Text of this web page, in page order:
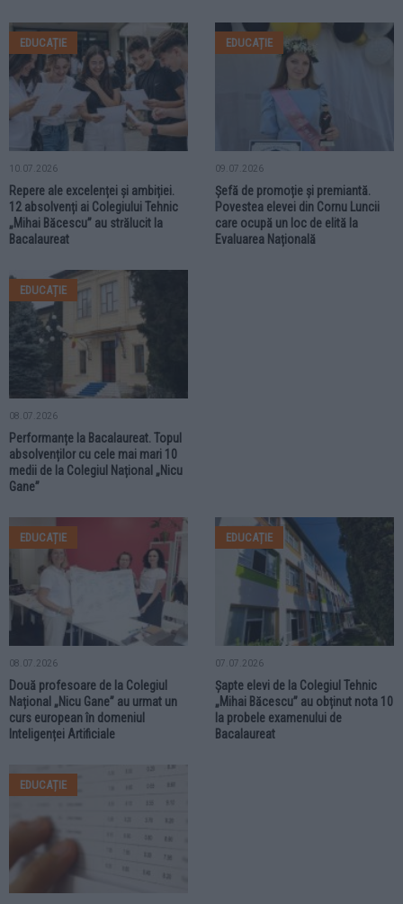
EDUCAȚIE
10.07.2026
Repere ale excelenței și ambiției.
12 absolvenți ai Colegiului Tehnic
„Mihai Băcescu” au strălucit la
Bacalaureat
EDUCAȚIE
09.07.2026
Șefă de promoție și premiantă.
Povestea elevei din Cornu Luncii
care ocupă un loc de elită la
Evaluarea Națională
EDUCAȚIE
08.07.2026
Performanțe la Bacalaureat. Topul
absolvenților cu cele mai mari 10
medii de la Colegiul Național „Nicu
Gane”
EDUCAȚIE
08.07.2026
Două profesoare de la Colegiul
Național „Nicu Gane” au urmat un
curs european în domeniul
Inteligenței Artificiale
EDUCAȚIE
07.07.2026
Șapte elevi de la Colegiul Tehnic
„Mihai Băcescu” au obținut nota 10
la probele examenului de
Bacalaureat
EDUCAȚIE